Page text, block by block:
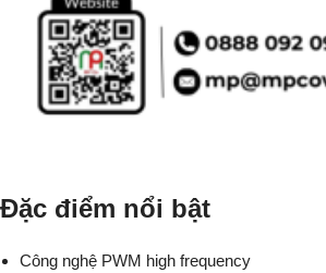
Đặc điểm nổi bật
Công nghệ PWM high frequency